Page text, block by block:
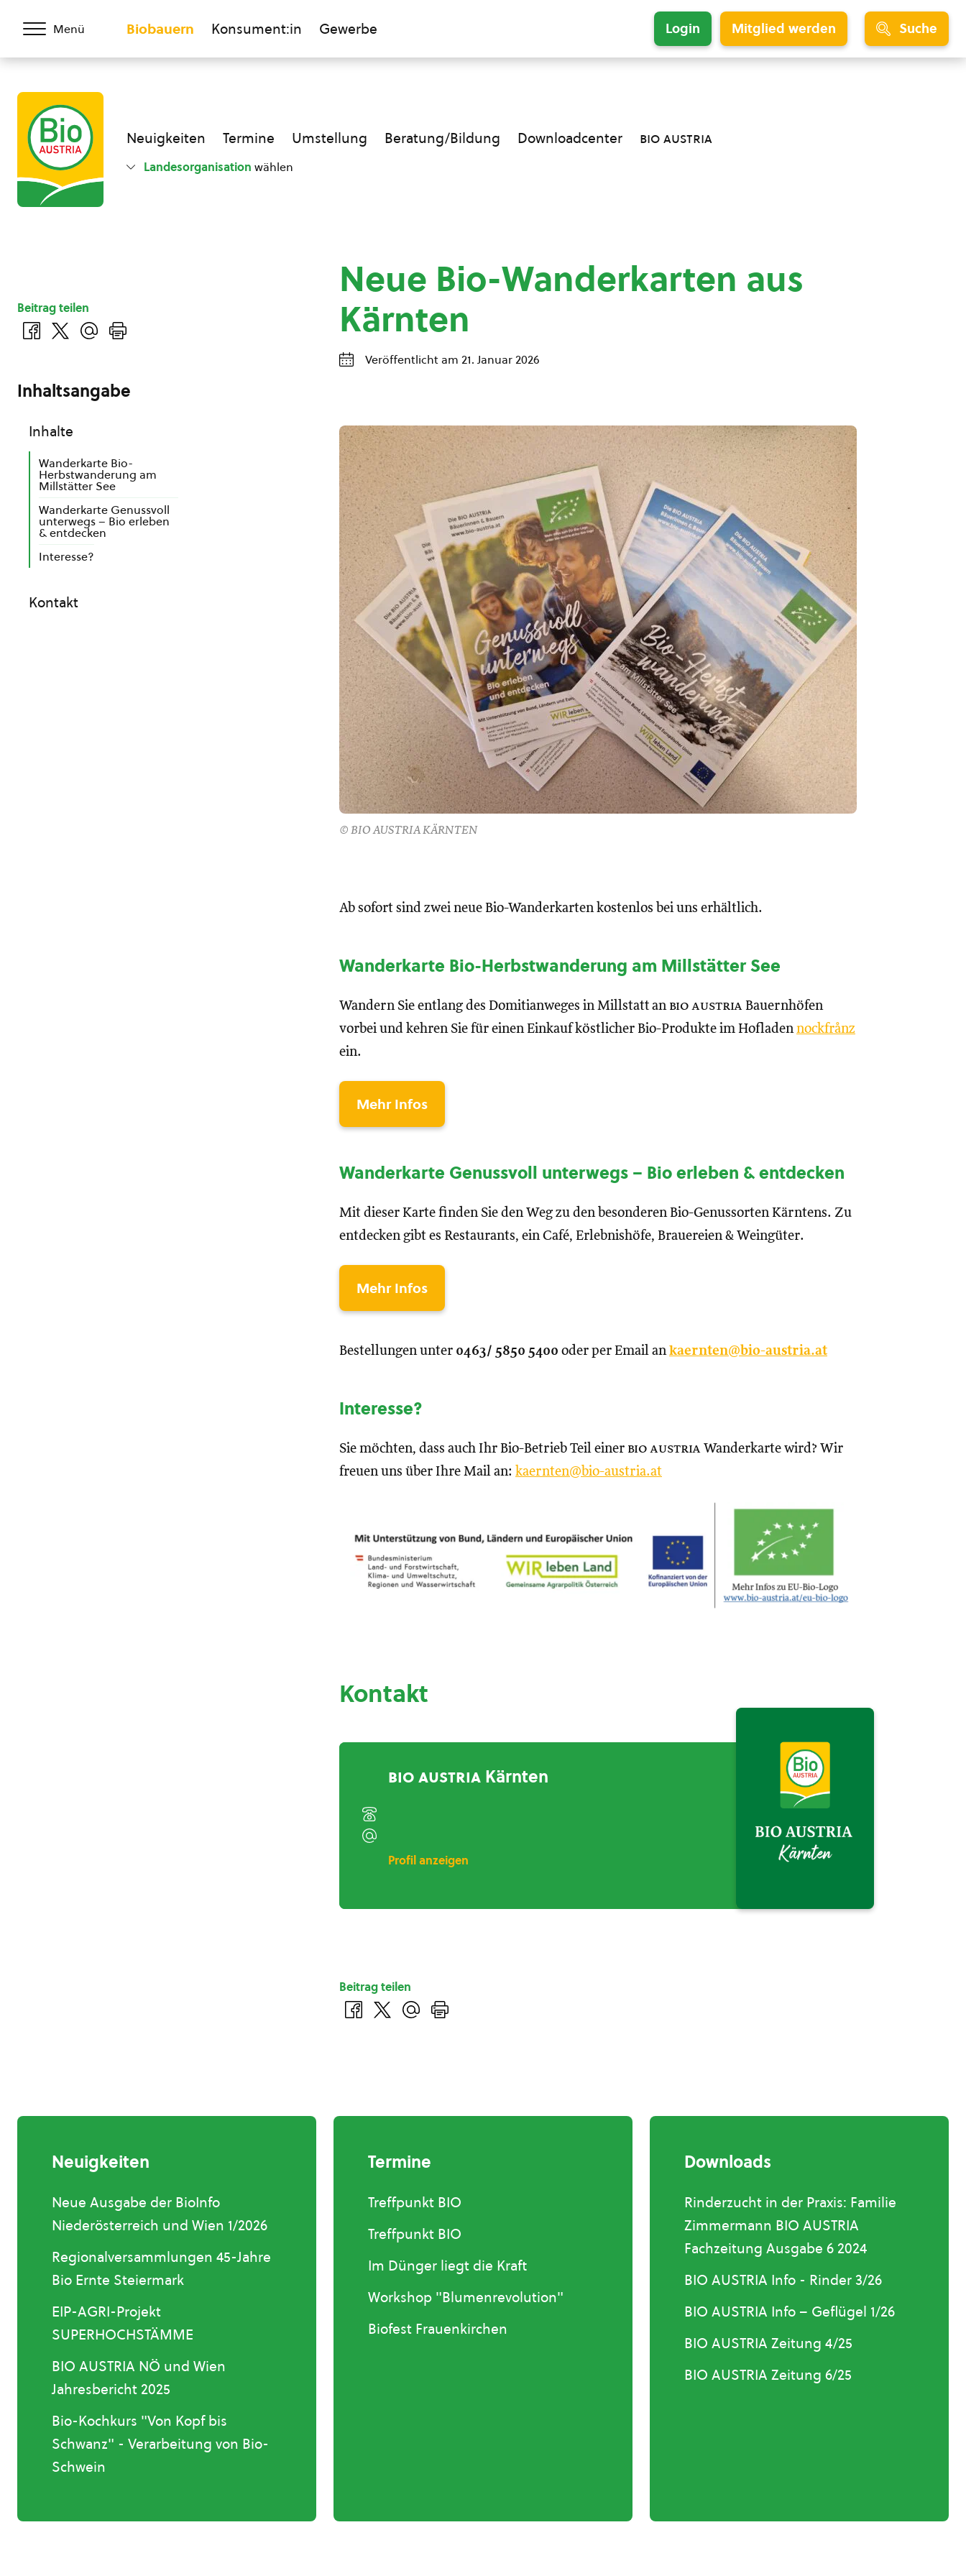
Menü Biobauern Konsument:in Gewerbe Login Mitglied werden Suche
Neuigkeiten Termine Umstellung Beratung/Bildung Downloadcenter bio austria
Landesorganisation wählen
Neue Bio-Wanderkarten aus
Kärnten
Veröffentlicht am 21. Januar 2026
© BIO AUSTRIA KÄRNTEN
Ab sofort sind zwei neue Bio-Wanderkarten kostenlos bei uns erhältlich.
Wanderkarte Bio-Herbstwanderung am Millstätter See
Wandern Sie entlang des Domitianweges in Millstatt an bio austria Bauernhöfen
vorbei und kehren Sie für einen Einkauf köstlicher Bio-Produkte im Hofladennockfrånz
ein.
Mehr Infos
Wanderkarte Genussvoll unterwegs – Bio erleben & entdecken
Mit dieser Karte finden Sie den Weg zu den besonderen Bio-Genussorten Kärntens. Zu
entdecken gibt es Restaurants, ein Café, Erlebnishöfe, Brauereien & Weingüter.
Mehr Infos
Bestellungen unter 0463/ 5850 5400 oder per Email ankaernten@bio-austria.at
Interesse?
Sie möchten, dass auch Ihr Bio-Betrieb Teil einer bio austria Wanderkarte wird? Wir
freuen uns über Ihre Mail an: kaernten@bio-austria.at
Kontakt
bio austria Kärnten
Profil anzeigen
Beitrag teilen
Beitrag teilen
Inhaltsangabe
Inhalte
Wanderkarte Bio-
Herbstwanderung am
Millstätter See
Wanderkarte Genussvoll
unterwegs – Bio erleben
& entdecken
Interesse?
Kontakt
Neuigkeiten
Neue Ausgabe der BioInfo
Niederösterreich und Wien 1/2026
Regionalversammlungen 45-Jahre
Bio Ernte Steiermark
EIP-AGRI-Projekt
SUPERHOCHSTÄMME
BIO AUSTRIA NÖ und Wien
Jahresbericht 2025
Bio-Kochkurs "Von Kopf bis
Schwanz" - Verarbeitung von Bio-
Schwein
Termine
Treffpunkt BIO
Treffpunkt BIO
Im Dünger liegt die Kraft
Workshop "Blumenrevolution"
Biofest Frauenkirchen
Downloads
Rinderzucht in der Praxis: Familie
Zimmermann BIO AUSTRIA
Fachzeitung Ausgabe 6 2024
BIO AUSTRIA Info - Rinder 3/26
BIO AUSTRIA Info – Geflügel 1/26
BIO AUSTRIA Zeitung 4/25
BIO AUSTRIA Zeitung 6/25